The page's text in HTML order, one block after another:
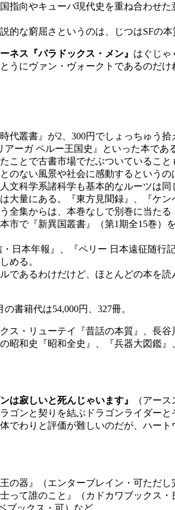
指向やキューバ現代史を重ね合わせ
的な窮屈さというのは、じつはSFの
ネス『パラドックス・メン』 はぐじゃ
うにヴァン・ヴォークトであるのだ
代叢書』が2、300円でしょっちゅう
アーガ ペルー王国史』といった本で
ことで古書市場でだぶついているこ
のない風景や社会に感動するという
文科学系諸科学も基本的なルーツは同
大量にある。『東方見聞録』、『ケ
全集からは、本巻なしで別巻に当た
市で『新異国叢書』（第1期全15巻）
日本年報』、『ペリー 日本遠征随行
める。
であるわけだけど、ほとんどの本を
書籍代は54,000円、327冊。
ス・リューテイ『昔話の本質』、長
昭和史『昭和全史』、『兵器大図鑑
は寂しいと死んじゃいます』
（アー
ゴンと契りを結ぶドラゴンライダー
でわりと評価が難しいのだが、ハー
の器』（エンターブレイン・可ただ
って誰のこと』（カドカワブックス